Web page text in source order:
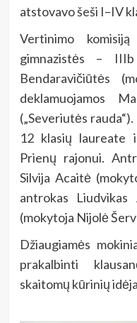
atstovavo šeši I–IV
Vertinimo
gimnazistės –
Bendaravičiūtės
deklamuojamos
(„Severiutės
12 klasių laureate
Prienų rajonui.
Silvija Acaitė
antrokas
(mokytoja Nijolė
Džiaugiamės
prakalbinti
skaitomų kūrinių